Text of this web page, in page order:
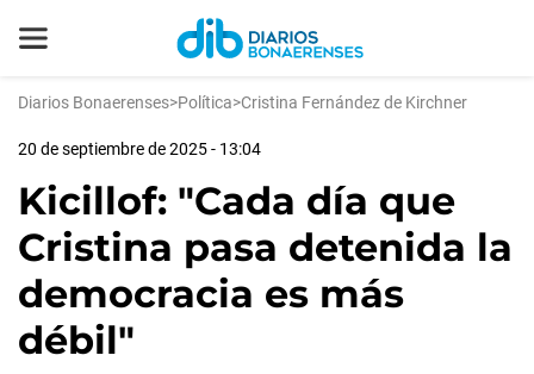
Diarios Bonaerenses>Política>Cristina Fernández de Kirchner
20 de septiembre de 2025 - 13:04
Kicillof: "Cada día que
Cristina pasa detenida la
democracia es más
débil"